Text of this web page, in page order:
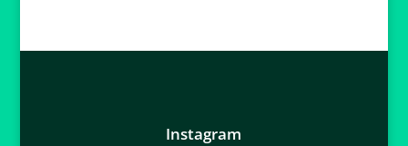
Instagram